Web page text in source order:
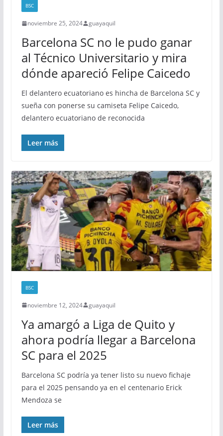
BSC
noviembre 25, 2024 guayaquil
Barcelona SC no le pudo ganar
al Técnico Universitario y mira
dónde apareció Felipe Caicedo
El delantero ecuatoriano es hincha de Barcelona SC y
sueña con ponerse su camiseta Felipe Caicedo,
delantero ecuatoriano de reconocida
Leer más
BSC
noviembre 12, 2024 guayaquil
Ya amargó a Liga de Quito y
ahora podría llegar a Barcelona
SC para el 2025
Barcelona SC podría ya tener listo su nuevo fichaje
para el 2025 pensando ya en el centenario Erick
Mendoza se
Leer más